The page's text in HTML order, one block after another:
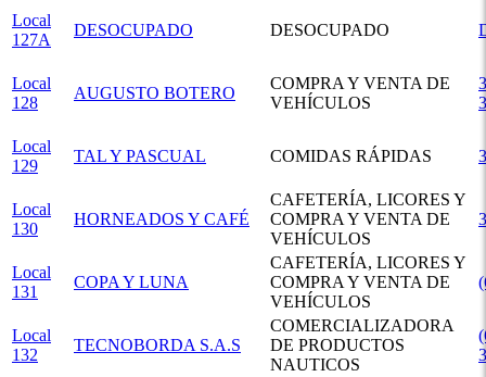
Local
127A
DESOCUPADO DESOCUPADO
Local
128
AUGUSTO BOTERO
COMPRA Y VENTA DE
VEHÍCULOS
Local
129
TAL Y PASCUAL COMIDAS RÁPIDAS
Local
130
HORNEADOS Y CAFÉ
CAFETERÍA, LICORES Y
COMPRA Y VENTA DE
VEHÍCULOS
Local
131
COPA Y LUNA
CAFETERÍA, LICORES Y
COMPRA Y VENTA DE
VEHÍCULOS
Local
132
TECNOBORDA S.A.S
COMERCIALIZADORA
DE PRODUCTOS
NAUTICOS